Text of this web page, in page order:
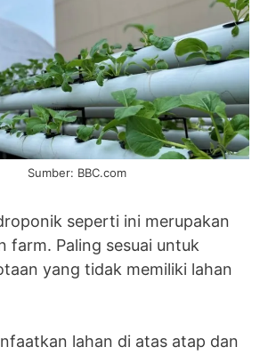
Sumber: BBC.com
seperti ini merupakan
farm. Paling sesuai untuk
yang tidak memiliki lahan
lahan di atas atap dan